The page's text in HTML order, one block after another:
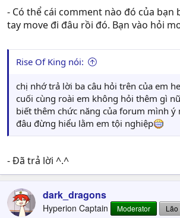
- Có thể cái comment nào đó của bạn
tay move đi đâu rồi đó. Bạn vào hỏi
Rise Of King nói:
chị nhớ trả lời ba câu hỏi trên của em
cuối cùng roài em không hỏi thêm gì
biết thêm chức năng của forum mình ý
đâu đừng hiểu lằm em tội nghiệp
- Đã trả lời ^.^
dark_dragons
Hyperion Captain Moderator Lão